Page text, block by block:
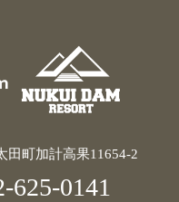
田町加計高果11654-2
625-0141